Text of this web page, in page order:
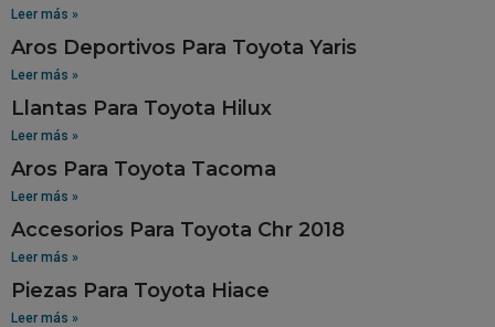
Leer más »
Aros Deportivos Para Toyota Yaris
Leer más »
Llantas Para Toyota Hilux
Leer más »
Aros Para Toyota Tacoma
Leer más »
Accesorios Para Toyota Chr 2018
Leer más »
Piezas Para Toyota Hiace
Leer más »